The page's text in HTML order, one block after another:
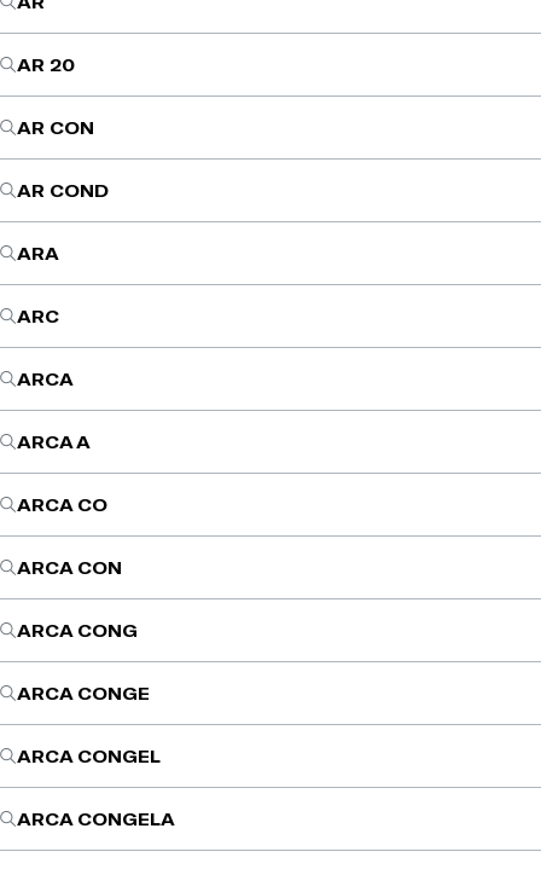
AR 20
AR CON
AR COND
ARA
ARC
ARCA
ARCA A
ARCA CO
ARCA CON
ARCA CONG
ARCA CONGE
ARCA CONGEL
ARCA CONGELA